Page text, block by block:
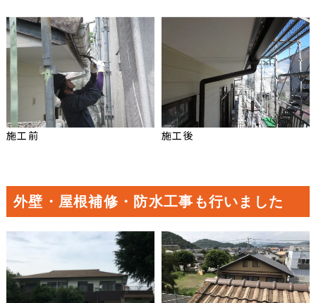
施工前 施工後
外壁・屋根補修・防水工事も行いました